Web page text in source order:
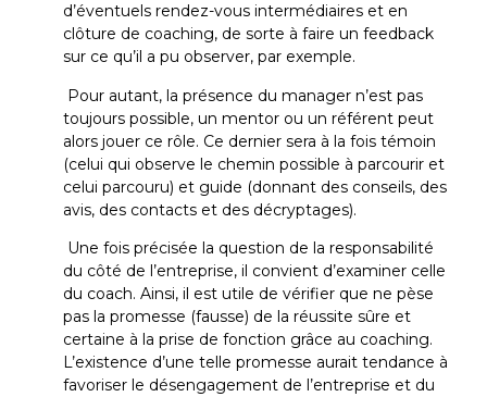
d’éventuels rendez-vous intermédiaires et en
clôture de coaching, de sorte à faire un feedback
sur ce qu’il a pu observer, par exemple.
Pour autant, la présence du manager n’est pas
toujours possible, un mentor ou un référent peut
alors jouer ce rôle. Ce dernier sera à la fois témoin
(celui qui observe le chemin possible à parcourir et
celui parcouru) et guide (donnant des conseils, des
avis, des contacts et des décryptages).
Une fois précisée la question de la responsabilité
du côté de l’entreprise, il convient d’examiner celle
du coach. Ainsi, il est utile de vérifier que ne pèse
pas la promesse (fausse) de la réussite sûre et
certaine à la prise de fonction grâce au coaching.
L’existence d’une telle promesse aurait tendance à
favoriser le désengagement de l’entreprise et du